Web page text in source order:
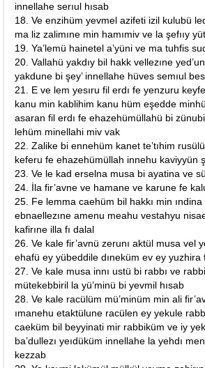
innellahe serıul hısab
18. Ve enzihüm yevmel azifeti izil kulubü
ma liz zalimıne min hamımiv ve la şefııy
19. Ya’lemü hainetel a’yüni ve ma tuhfis
20. Vallahü yakdıy bil hakk vellezıne
yakdune bi şey’ innellahe hüves semıul
21. E ve lem yesıru fil erdı fe yenzuru
kanu min kablihim kanu hüm eşedde
asaran fil erdı fe ehazehümüllahü bi
lehüm minellahi miv vak
22. Zalike bi ennehüm kanet te’tıhim
keferu fe ehazehümüllah innehu kaviyyün
23. Ve le kad erselna musa bi ayatina ve
24. İla fir’avne ve hamane ve karune fe
25. Fe lemma caehüm bil hakkı min
ebnaellezıne amenu meahu vestahyu
kafirıne illa fı dalal
26. Ve kale fir’avnü zerunı aktül musa vel
ehafü ey yübeddile dıneküm ev ey yuzhira
27. Ve kale musa innı ustü bi rabbı ve
mütekebbiril la yü’minü bi yevmil hısab
28. Ve kale racülüm mü’minüm min ali
ımanehu etaktülune racülen ey yekule
caeküm bil beyyinati mir rabbiküm ve iy
ba’dullezı yeıdüküm innellahe la yehdı
kezzab